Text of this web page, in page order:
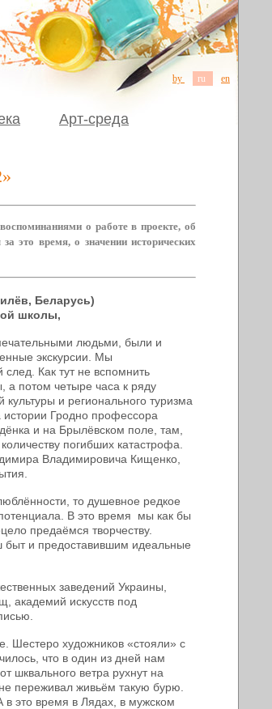
by ru en
Арт-среда
о работе в проекте, об
это время, о значении исторических
Беларусь)
школы,
людьми, были и
экскурсии. Мы
Как тут не вспомнить
а потом четыре часа к ряду
и регионального туризма
истории Гродно профессора
и на Брылёвском поле, там,
погибших катастрофа.
Владимировича Кищенко,
то душевное редкое
В это время мы как бы
предаёмся творчеству.
быт и предоставившим идеальные
заведений Украины,
академий искусств под
Шестеро художников «стояли» с
что в один из дней нам
шквального ветра рухнут на
переживал живьём такую бурю.
это время в Лядах, в мужском